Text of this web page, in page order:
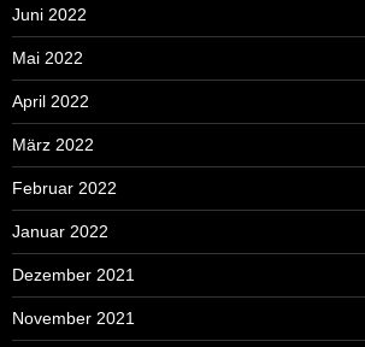
Juni 2022
Mai 2022
April 2022
März 2022
Februar 2022
Januar 2022
Dezember 2021
November 2021